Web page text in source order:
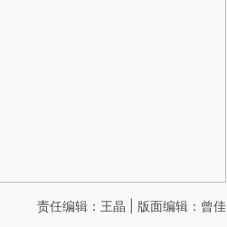
责任编辑：王晶 | 版面编辑：曾佳